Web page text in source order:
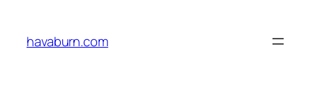
content
havaburn.com